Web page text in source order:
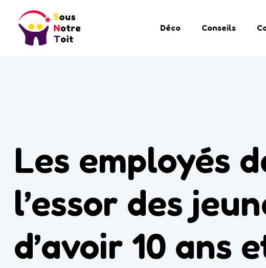
Déco Conseils
Les employés
l’essor des
d’avoir 10 ans